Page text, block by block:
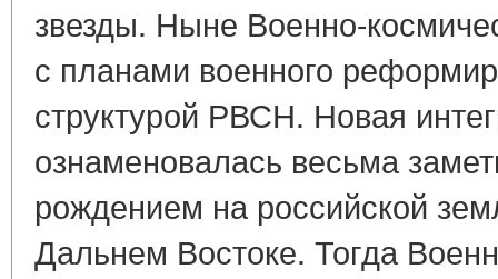
звезды. Ныне Военно-
с планами военного
структурой РВСН. Новая
ознаменовалась весьма
рождением на российской
Дальнем Востоке. Тогда